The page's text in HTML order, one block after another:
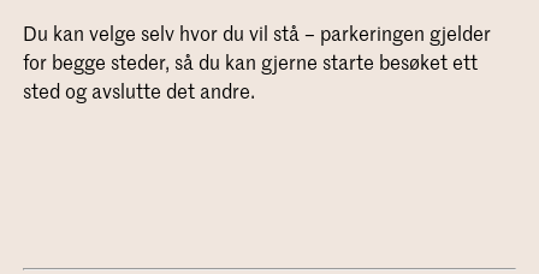
Du kan velge selv hvor du vil stå – parkeringen gjelder
for begge steder, så du kan gjerne starte besøket ett
sted og avslutte det andre.